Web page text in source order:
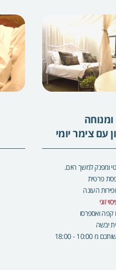
עם צימר יומי
ומפנק למשך היום.
פרטית
ופירות העונה
קפה ואספרסו
יבשה
10:00 - 18:00